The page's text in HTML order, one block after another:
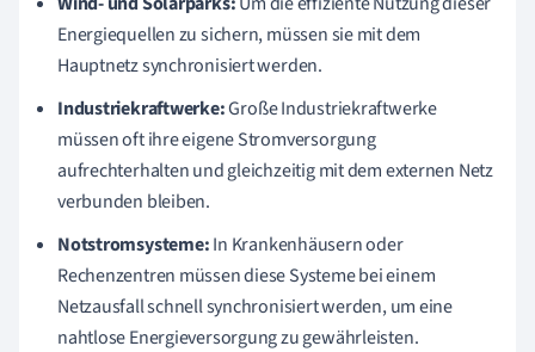
Energiequellen zu sichern, müssen sie mit dem
Hauptnetz synchronisiert werden.
Industriekraftwerke:Große Industriekraftwerke
müssen oft ihre eigene Stromversorgung
aufrechterhalten und gleichzeitig mit dem externen Netz
verbunden bleiben.
Notstromsysteme:In Krankenhäusern oder
Rechenzentren müssen diese Systeme bei einem
Netzausfall schnell synchronisiert werden, um eine
nahtlose Energieversorgung zu gewährleisten.